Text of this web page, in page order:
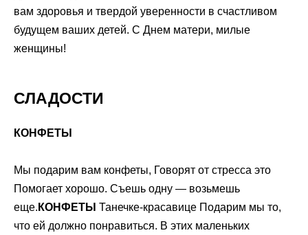
вам здоровья и твердой уверенности в счастливом
будущем ваших детей. С Днем матери, милые
женщины!
СЛАДОСТИ
КОНФЕТЫ
Мы подарим вам конфеты, Говорят от стресса это
Помогает хорошо. Съешь одну — возьмешь
еще. КОНФЕТЫ Танечке-красавице Подарим мы то,
что ей должно понравиться. В этих маленьких